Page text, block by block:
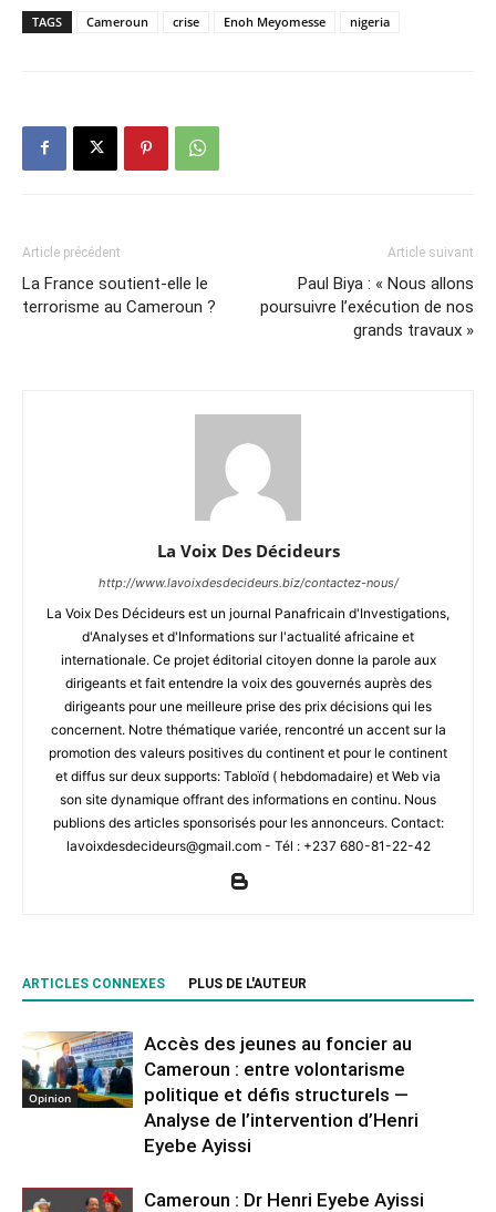
TAGS Cameroun crise Enoh Meyomesse nigeria
Article précédent
La France soutient-elle le
terrorisme au Cameroun ?
Article suivant
Paul Biya : « Nous allons
poursuivre l’exécution de nos
grands travaux »
La Voix Des Décideurs
http://www.lavoixdesdecideurs.biz/contactez-nous/
La Voix Des Décideurs est un journal Panafricain d'Investigations,
d'Analyses et d'Informations sur l'actualité africaine et
internationale. Ce projet éditorial citoyen donne la parole aux
dirigeants et fait entendre la voix des gouvernés auprès des
dirigeants pour une meilleure prise des prix décisions qui les
concernent. Notre thématique variée, rencontré un accent sur la
promotion des valeurs positives du continent et pour le continent
et diffus sur deux supports: Tabloïd ( hebdomadaire) et Web via
son site dynamique offrant des informations en continu. Nous
publions des articles sponsorisés pour les annonceurs. Contact:
lavoixdesdecideurs@gmail.com - Tél : +237 680-81-22-42
ARTICLES CONNEXES PLUS DE L'AUTEUR
Opinion
Accès des jeunes au foncier au
Cameroun : entre volontarisme
politique et défis structurels —
Analyse de l’intervention d’Henri
Eyebe Ayissi
Cameroun : Dr Henri Eyebe Ayissi